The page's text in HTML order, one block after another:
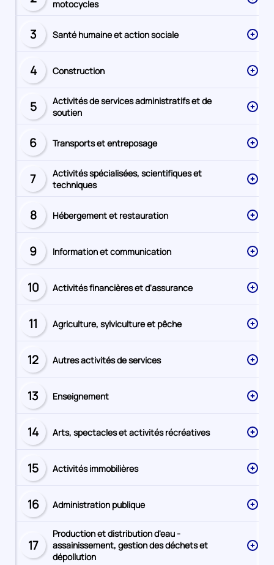
Secteur
numéro
motocycles
Secteur
numéro
3 Santé humaine et action sociale
Secteur
numéro
4 Construction
Secteur
numéro
5
Activités de services administratifs et de
soutien
Secteur
numéro
6 Transports et entreposage
Secteur
numéro
7
Activités spécialisées, scientifiques et
techniques
Secteur
numéro
8 Hébergement et restauration
Secteur
numéro
9 Information et communication
Secteur
numéro
10 Activités financières et d'assurance
Secteur
numéro
11 Agriculture, sylviculture et pêche
Secteur
numéro
12 Autres activités de services
Secteur
numéro
13 Enseignement
Secteur
numéro
14 Arts, spectacles et activités récréatives
Secteur
numéro
15 Activités immobilières
Secteur
numéro
16 Administration publique
Secteur
numéro
17
Production et distribution d'eau -
assainissement, gestion des déchets et
dépollution